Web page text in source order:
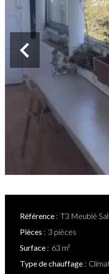
Référence
T3 Meublé
Pièces
3 pièces
Surface
63 m²
Type de chauffage